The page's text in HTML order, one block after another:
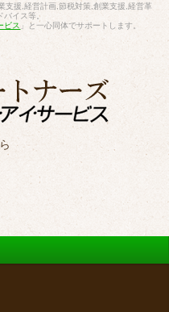
支援,経営計画,節税対策,創業支援,経営革
イス等。
ビス 」と一心同体でサポートします。